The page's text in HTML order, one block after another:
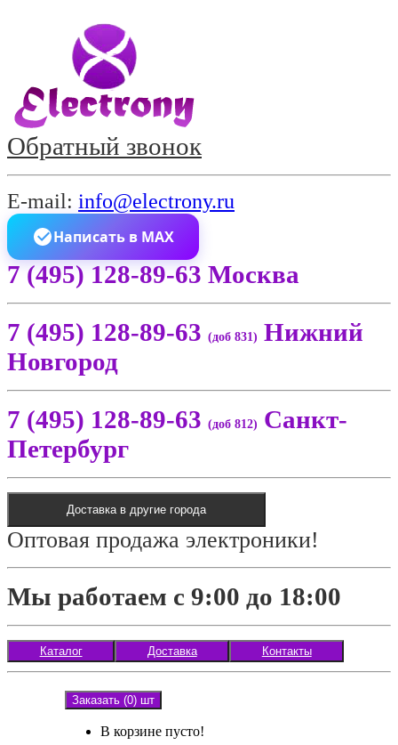
Обратный звонок
E-mail: info@electrony.ru
Написать в MAX
7 (495) 128-89-63 Москва
7 (495) 128-89-63 (доб 831) Нижний
Новгород
7 (495) 128-89-63 (доб 812) Санкт-
Петербург
Доставка в другие города
Оптовая продажа электроники!
Мы работаем с 9:00 до 18:00
Каталог Доставка Контакты
Заказать (0) шт
В корзине пусто!